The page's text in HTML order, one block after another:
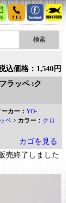
価格：1,540円
ラッペ :ク
ーカー： YO-
ペ > カラー： クロ
カゴを見る
売終了しました